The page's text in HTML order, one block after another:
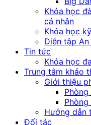
Khóa học
cá nhân
Khóa học
Diễn tập
Tin tức
Khóa học
Trung tâm khảo
Giới thiệu
Hướng dẫn
Đối tác